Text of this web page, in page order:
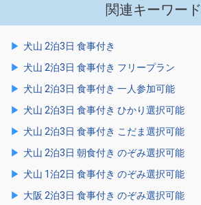
関連キーワード
犬山 2泊3日 食事付き
犬山 2泊3日 食事付き フリープラン
犬山 2泊3日 食事付き 一人参加可能
犬山 2泊3日 食事付き ひかり選択可能
犬山 2泊3日 食事付き こだま選択可能
犬山 2泊3日 朝食付き のぞみ選択可能
犬山 1泊2日 食事付き のぞみ選択可能
大阪 2泊3日 食事付き のぞみ選択可能